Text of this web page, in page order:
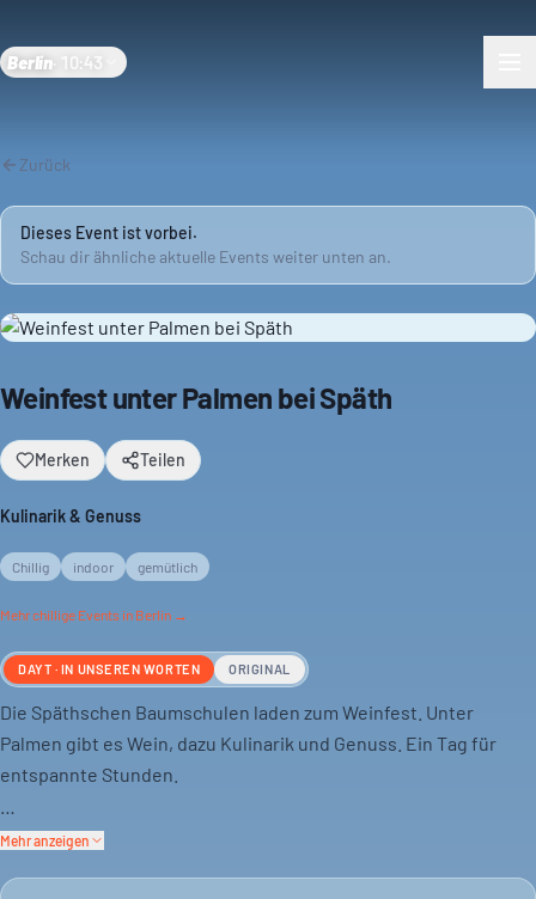
Berlin 10:43
Zurück
Dieses Event ist vorbei.
Schau dir ähnliche aktuelle Events weiter unten an.
Weinfest unter Palmen bei Späth
Merken Teilen
Kulinarik & Genuss
Chillig indoor gemütlich
Mehrchillige Events in Berlin →
DAYT · IN UNSEREN WORTEN ORIGINAL
Die Späthschen Baumschulen laden zum Weinfest. Unter
Palmen gibt es Wein, dazu Kulinarik und Genuss. Ein Tag für
entspannte Stunden.
Das Setting ist indoor, die Stimmung gemütlich und persönlich.
Mehr anzeigen